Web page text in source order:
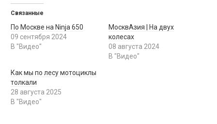
Связанные
По Москве на Ninja 650
09 сентября 2024
В "Видео"
МосквАзия | На двух
колесах
08 августа 2024
В "Видео"
Как мы по лесу мотоциклы
толкали
28 августа 2025
В "Видео"